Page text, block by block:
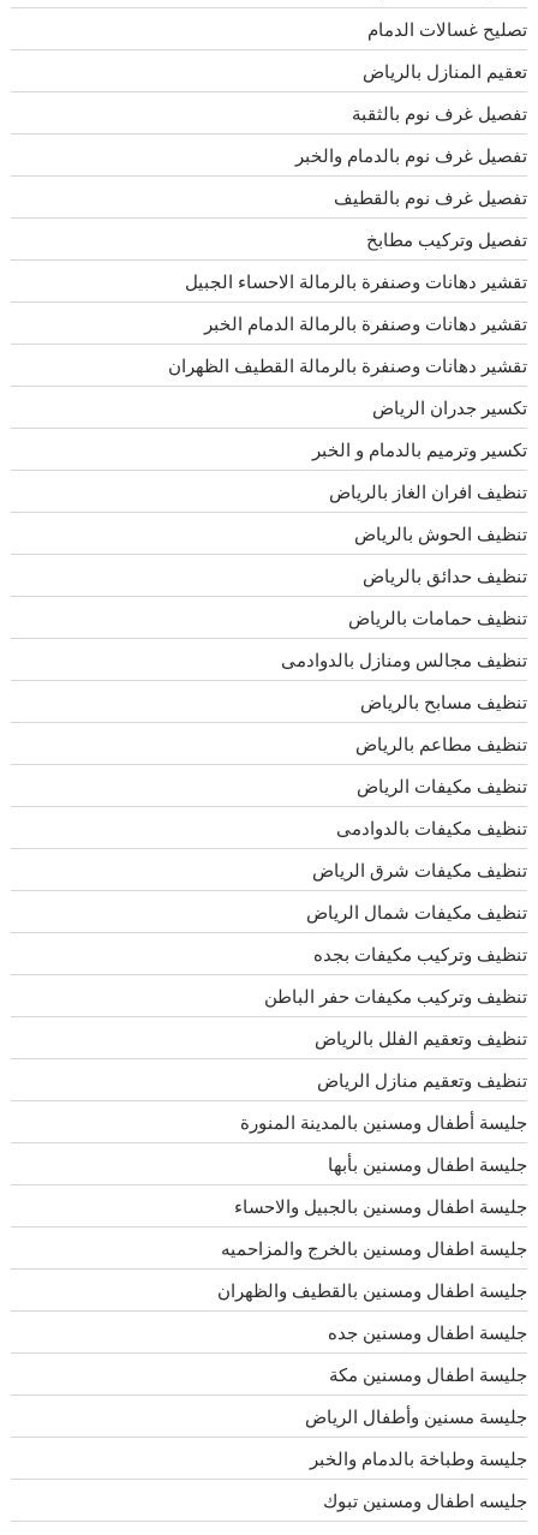
تصليح غسالات الدمام
تعقيم المنازل بالرياض
تفصيل غرف نوم بالثقبة
تفصيل غرف نوم بالدمام والخبر
تفصيل غرف نوم بالقطيف
تفصيل وتركيب مطابخ
تقشير دهانات وصنفرة بالرمالة الاحساء الجبيل
تقشير دهانات وصنفرة بالرمالة الدمام الخبر
تقشير دهانات وصنفرة بالرمالة القطيف الظهران
تكسير جدران الرياض
تكسير وترميم بالدمام و الخبر
تنظيف افران الغاز بالرياض
تنظيف الحوش بالرياض
تنظيف حدائق بالرياض
تنظيف حمامات بالرياض
تنظيف مجالس ومنازل بالدوادمى
تنظيف مسابح بالرياض
تنظيف مطاعم بالرياض
تنظيف مكيفات الرياض
تنظيف مكيفات بالدوادمى
تنظيف مكيفات شرق الرياض
تنظيف مكيفات شمال الرياض
تنظيف وتركيب مكيفات بجده
تنظيف وتركيب مكيفات حفر الباطن
تنظيف وتعقيم الفلل بالرياض
تنظيف وتعقيم منازل الرياض
جليسة أطفال ومسنين بالمدينة المنورة
جليسة اطفال ومسنين بأبها
جليسة اطفال ومسنين بالجبيل والاحساء
جليسة اطفال ومسنين بالخرج والمزاحميه
جليسة اطفال ومسنين بالقطيف والظهران
جليسة اطفال ومسنين جده
جليسة اطفال ومسنين مكة
جليسة مسنين وأطفال الرياض
جليسة وطباخة بالدمام والخبر
جليسه اطفال ومسنين تبوك